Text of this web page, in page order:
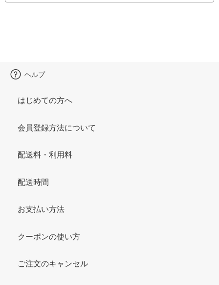
ヘルプ
はじめての方へ
会員登録方法について
配送料・利用料
配送時間
お支払い方法
クーポンの使い方
ご注文のキャンセル